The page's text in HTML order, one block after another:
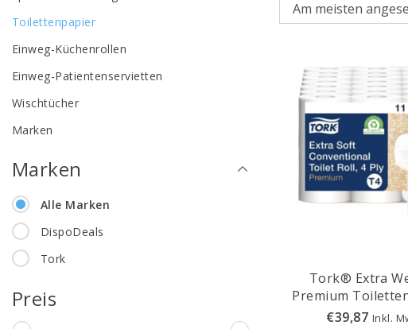
Toilettenpapier
Einweg-Küchenrollen
Einweg-Patientenservietten
Wischtücher
Marken
Marken
Alle Marken
DispoDeals
Tork
Preis
Tork® Extra
Premium
110405
€39,87 Inkl.